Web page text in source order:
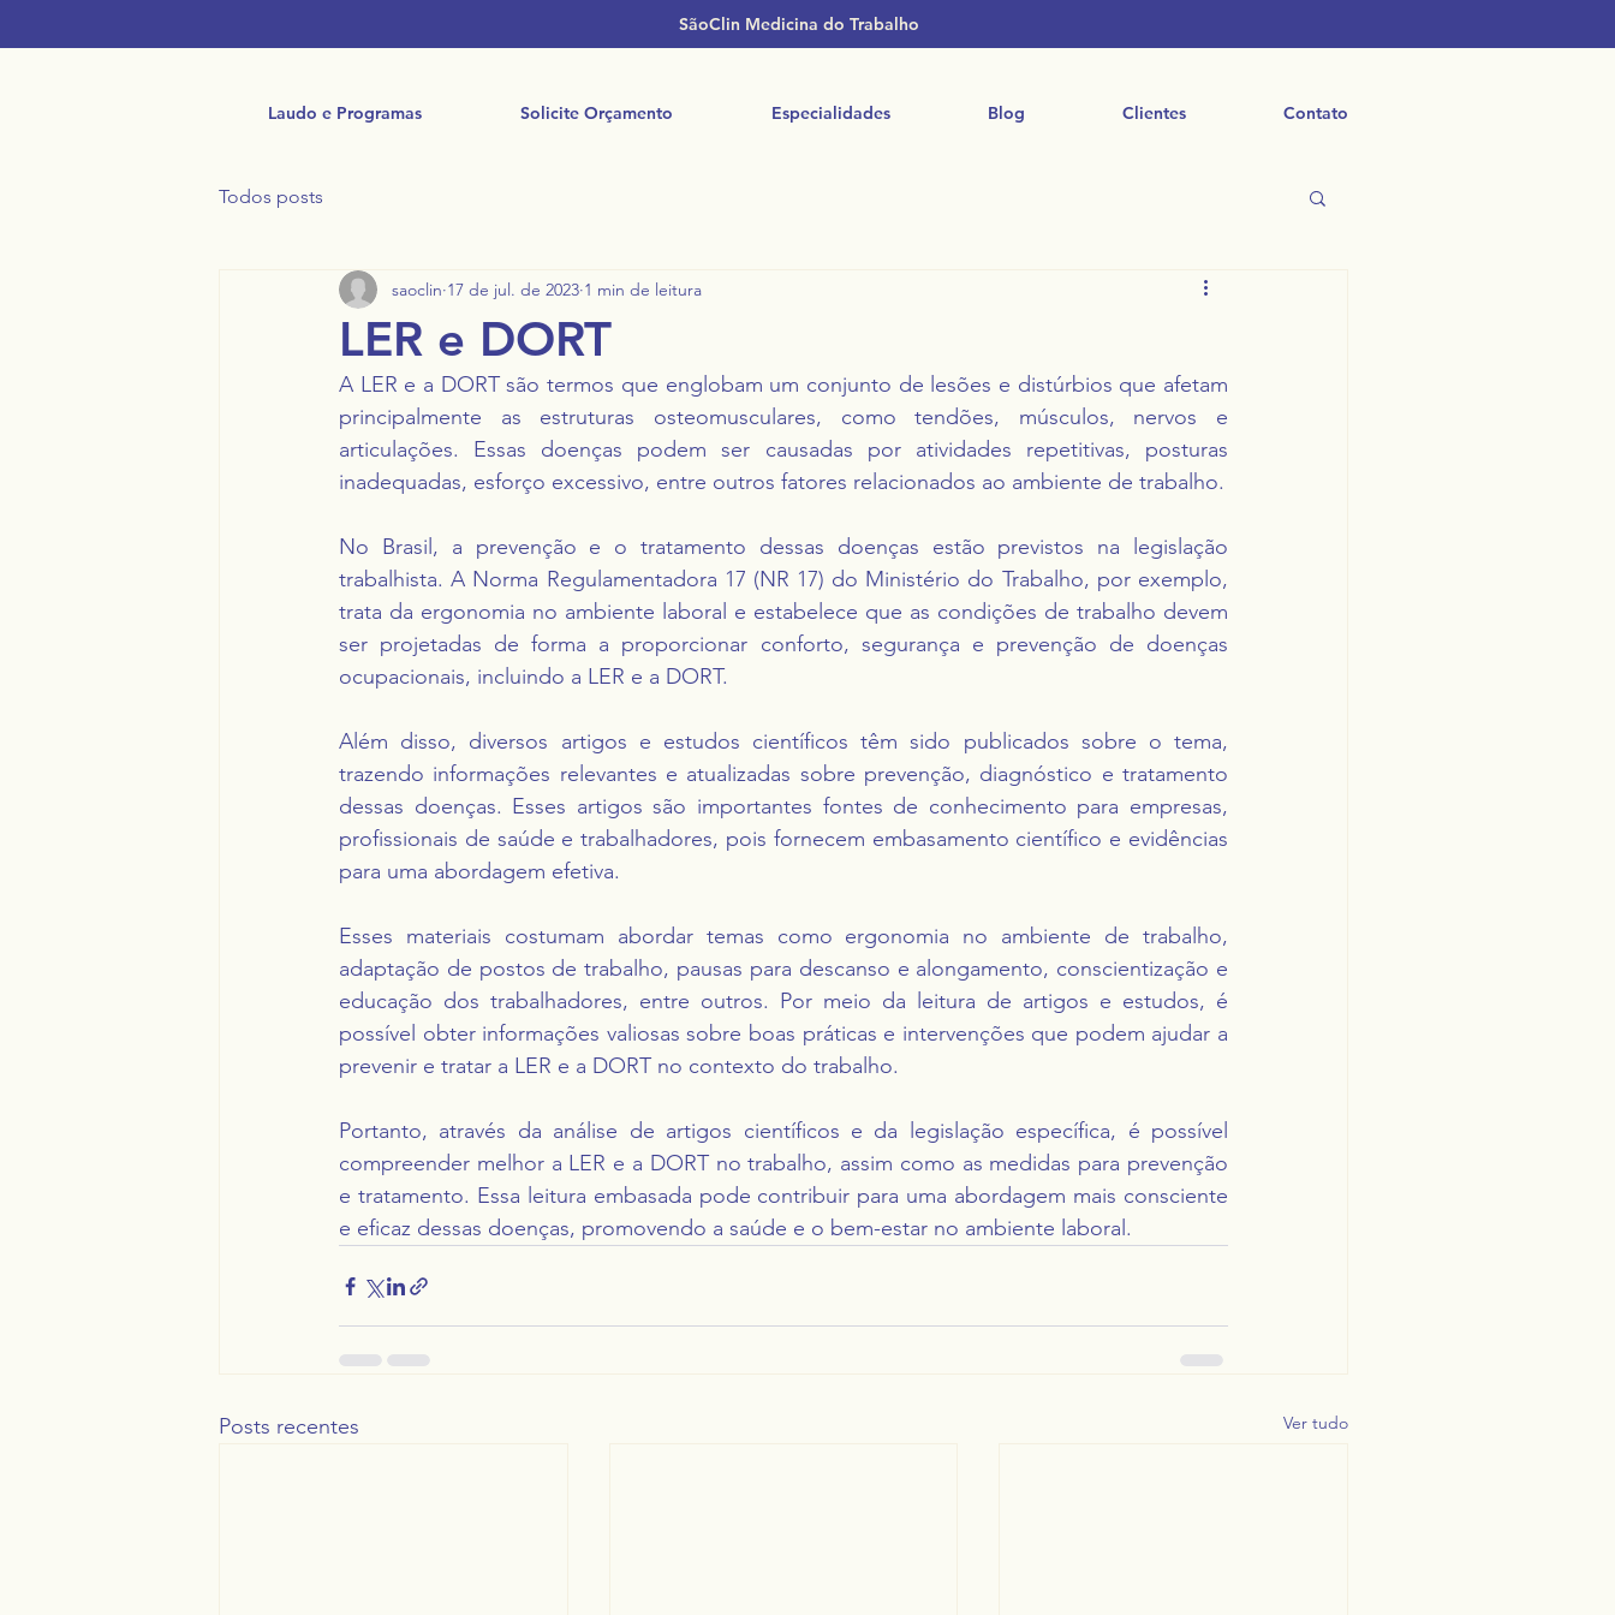
SãoClin Medicina do Trabalho
Laudo e Programas Solicite Orçamento Especialidades Blog Clientes Contato
Todos posts
LER e DORT
saoclin 17 de jul. de 2023 1 min de leitura
A LER e a DORT são termos que englobam um conjunto de lesões e distúrbios que afetam
principalmente as estruturas osteomusculares, como tendões, músculos, nervos e
articulações. Essas doenças podem ser causadas por atividades repetitivas, posturas
inadequadas, esforço excessivo, entre outros fatores relacionados ao ambiente de trabalho.
No Brasil, a prevenção e o tratamento dessas doenças estão previstos na legislação
trabalhista. A Norma Regulamentadora 17 (NR 17) do Ministério do Trabalho, por exemplo,
trata da ergonomia no ambiente laboral e estabelece que as condições de trabalho devem
ser projetadas de forma a proporcionar conforto, segurança e prevenção de doenças
ocupacionais, incluindo a LER e a DORT.
Além disso, diversos artigos e estudos científicos têm sido publicados sobre o tema,
trazendo informações relevantes e atualizadas sobre prevenção, diagnóstico e tratamento
dessas doenças. Esses artigos são importantes fontes de conhecimento para empresas,
profissionais de saúde e trabalhadores, pois fornecem embasamento científico e evidências
para uma abordagem efetiva.
Esses materiais costumam abordar temas como ergonomia no ambiente de trabalho,
adaptação de postos de trabalho, pausas para descanso e alongamento, conscientização e
educação dos trabalhadores, entre outros. Por meio da leitura de artigos e estudos, é
possível obter informações valiosas sobre boas práticas e intervenções que podem ajudar a
prevenir e tratar a LER e a DORT no contexto do trabalho.
Portanto, através da análise de artigos científicos e da legislação específica, é possível
compreender melhor a LER e a DORT no trabalho, assim como as medidas para prevenção
e tratamento. Essa leitura embasada pode contribuir para uma abordagem mais consciente
e eficaz dessas doenças, promovendo a saúde e o bem-estar no ambiente laboral.
Posts recentes Ver tudo